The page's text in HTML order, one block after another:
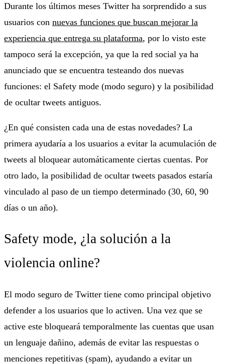
Durante los últimos meses Twitter ha sorprendido a sus
usuarios con nuevas funciones que buscan mejorar la
experiencia que entrega su plataforma, por lo visto este
tampoco será la excepción, ya que la red social ya ha
anunciado que se encuentra testeando dos nuevas
funciones: el Safety mode (modo seguro) y la posibilidad
de ocultar tweets antiguos.
¿En qué consisten cada una de estas novedades? La
primera ayudaría a los usuarios a evitar la acumulación de
tweets al bloquear automáticamente ciertas cuentas. Por
otro lado, la posibilidad de ocultar tweets pasados estaría
vinculado al paso de un tiempo determinado (30, 60, 90
días o un año).
Safety mode, ¿la solución a la
violencia online?
El modo seguro de Twitter tiene como principal objetivo
defender a los usuarios que lo activen. Una vez que se
active este bloqueará temporalmente las cuentas que usan
un lenguaje dañino, además de evitar las respuestas o
menciones repetitivas (spam), ayudando a evitar un